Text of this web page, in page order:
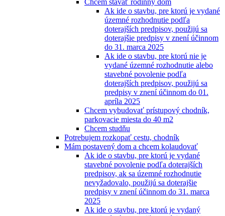
Chcem stavať rodinný dom
Ak ide o stavbu, pre ktorú je vydané
územné rozhodnutie podľa
doterajších predpisov, použijú sa
doterajšie predpisy v znení účinnom
do 31. marca 2025
Ak ide o stavbu, pre ktorú nie je
vydané územné rozhodnutie alebo
stavebné povolenie podľa
doterajších predpisov, použijú sa
predpisy v znení účinnom do 01.
apríla 2025
Chcem vybudovať prístupový chodník,
parkovacie miesta do 40 m2
Chcem studňu
Potrebujem rozkopať cestu, chodník
Mám postavený dom a chcem kolaudovať
Ak ide o stavbu, pre ktorú je vydané
stavebné povolenie podľa doterajších
predpisov, ak sa územné rozhodnutie
nevyžadovalo, použijú sa doterajšie
predpisy v znení účinnom do 31. marca
2025
Ak ide o stavbu, pre ktorú je vydaný